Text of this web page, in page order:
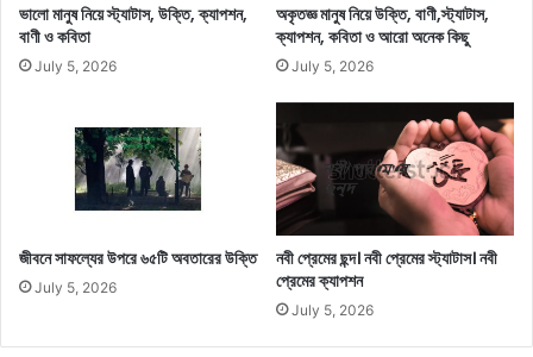
ভালো মানুষ নিয়ে স্ট্যাটাস, উক্তি, ক্যাপশন,
বাণী ও কবিতা
July 5, 2026
অকৃতজ্ঞ মানুষ নিয়ে উক্তি, বাণী,স্ট্যাটাস,
ক্যাপশন, কবিতা ও আরো অনেক কিছু
July 5, 2026
জীবনে সাফল্যের উপরে ৬৫টি অবতারের উক্তি
July 5, 2026
নবী প্রেমের ছন্দ। নবী প্রেমের স্ট্যাটাস। নবী
প্রেমের ক্যাপশন
July 5, 2026